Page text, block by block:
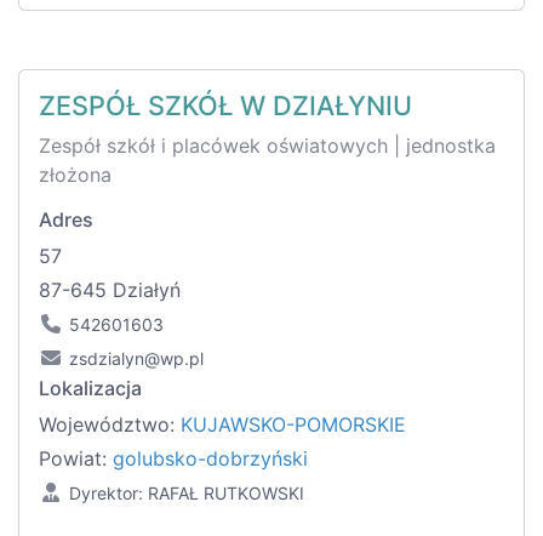
ZESPÓŁ SZKÓŁ W DZIAŁYNIU
Zespół szkół i placówek oświatowych | jednostka
złożona
Adres
57
87-645 Działyń
542601603
zsdzialyn@wp.pl
Lokalizacja
Województwo: KUJAWSKO-POMORSKIE
Powiat: golubsko-dobrzyński
Dyrektor: RAFAŁ RUTKOWSKI